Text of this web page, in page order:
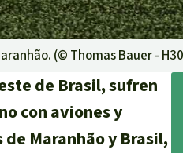
(© Thomas Bauer -
de Brasil, sufren
con aviones y
Maranhão y Brasil,